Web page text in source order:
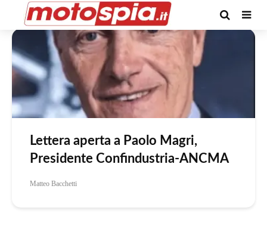
Tag -pier francesco caliari
Lettera aperta a Paolo Magri,
Presidente Confindustria-ANCMA
Matteo Bacchetti